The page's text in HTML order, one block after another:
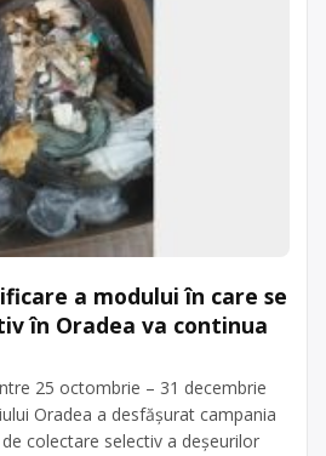
a modului în care se
în Oradea va continua
25 octombrie – 31 decembrie
Oradea a desfășurat campania
colectare selectiv a deșeurilor